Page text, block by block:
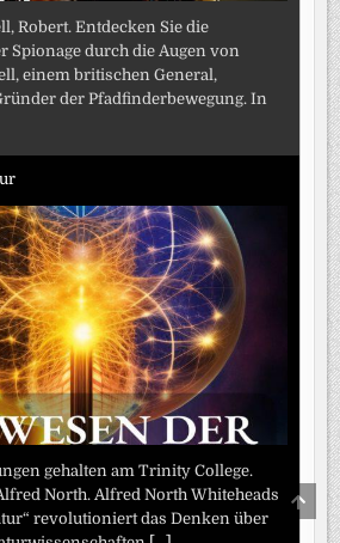
Robert. Entdecken Sie die
Spionage durch die Augen von
einem britischen General,
der Pfadfinderbewegung. In
gehalten am Trinity College.
North. Alfred North Whiteheads
revolutioniert das Denken über
TO
TOP